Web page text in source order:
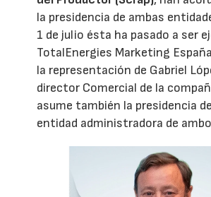
la presidencia de ambas
1 de julio ésta ha pasado a ser
TotalEnergies Marketing
la representación de Gabriel
director Comercial de la
asume también la presidencia de
entidad administradora de